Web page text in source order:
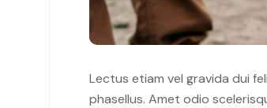
Lectus etiam vel gravida dui
phasellus. Amet odio